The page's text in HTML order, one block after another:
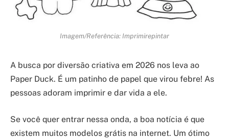
Imagem/Referência: Imprimirepintar
A busca por diversão criativa em 2026 nos leva ao
Paper Duck. É um patinho de papel que virou febre! As
pessoas adoram imprimir e dar vida a ele.
Se você quer entrar nessa onda, a boa notícia é que
existem muitos modelos grátis na internet. Um ótimo